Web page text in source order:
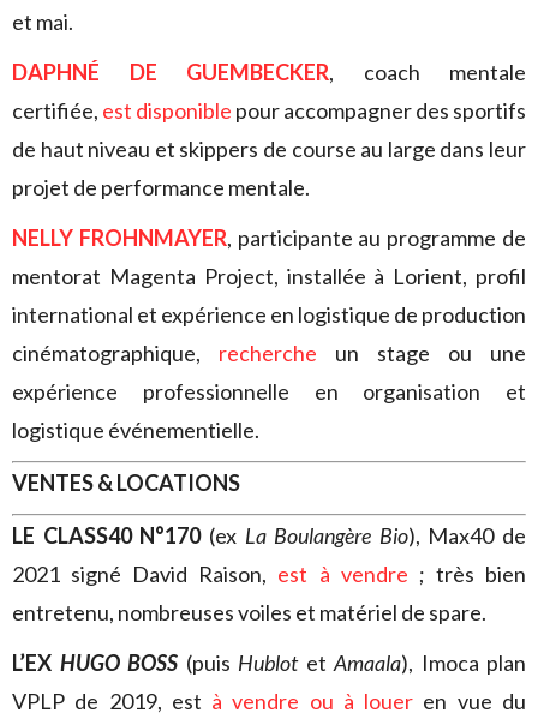
et mai.
DAPHNÉ DE GUEMBECKER, coach mentale
certifiée, est disponible pour accompagner des sportifs
de haut niveau et skippers de course au large dans leur
projet de performance mentale.
NELLY FROHNMAYER, participante au programme de
mentorat Magenta Project, installée à Lorient, profil
international et expérience en logistique de production
cinématographique, recherche un stage ou une
expérience professionnelle en organisation et
logistique événementielle.
VENTES & LOCATIONS
LE CLASS40 N°170(ex La Boulangère Bio), Max40 de
2021 signé David Raison, est à vendre ; très bien
entretenu, nombreuses voiles et matériel de spare.
L’EX HUGO BOSS (puis Hublotet Amaala), Imoca plan
VPLP de 2019, est à vendre ou à louer en vue du